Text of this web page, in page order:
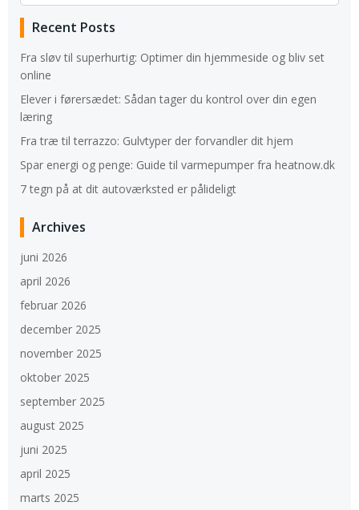
Recent Posts
Fra sløv til superhurtig: Optimer din hjemmeside og bliv set
online
Elever i førersædet: Sådan tager du kontrol over din egen
læring
Fra træ til terrazzo: Gulvtyper der forvandler dit hjem
Spar energi og penge: Guide til varmepumper fra heatnow.dk
7 tegn på at dit autoværksted er pålideligt
Archives
juni 2026
april 2026
februar 2026
december 2025
november 2025
oktober 2025
september 2025
august 2025
juni 2025
april 2025
marts 2025